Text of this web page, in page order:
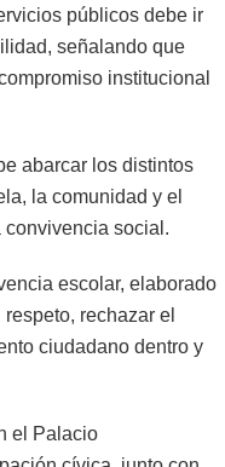
públicos debe ir
señalando que
institucional
abarcar los distintos
la comunidad y el
convivencia social.
escolar, elaborado
rechazar el
ciudadano dentro y
el Palacio